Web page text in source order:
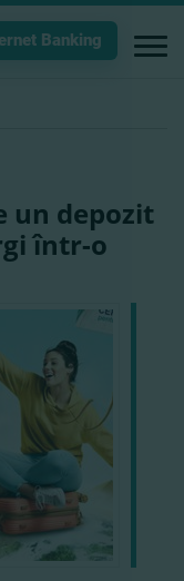
Banking
un depozit
într-o